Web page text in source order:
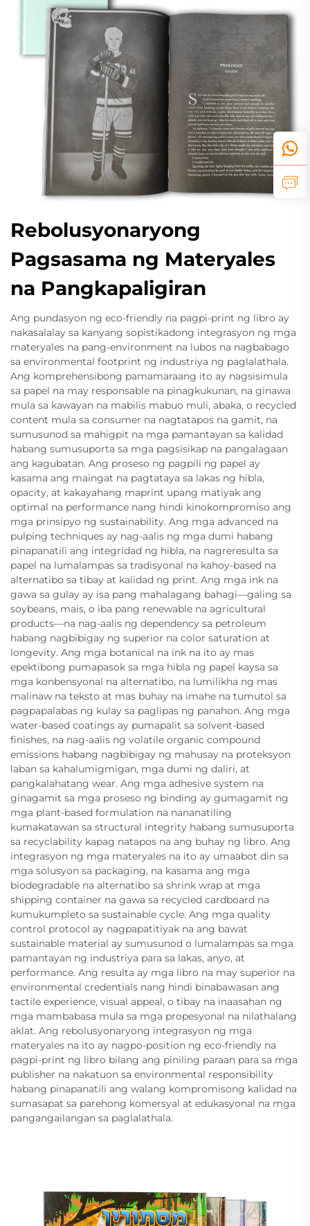
Rebolusyonaryong
Pagsasama ng Materyales
na Pangkapaligiran
Ang pundasyon ng eco-friendly na pagpi-print ng libro ay
nakasalalay sa kanyang sopistikadong integrasyon ng mga
materyales na pang-environment na lubos na nagbabago
sa environmental footprint ng industriya ng paglalathala.
Ang komprehensibong pamamaraang ito ay nagsisimula
sa papel na may responsable na pinagkukunan, na ginawa
mula sa kawayan na mabilis mabuo muli, abaka, o recycled
content mula sa consumer na nagtatapos na gamit, na
sumusunod sa mahigpit na mga pamantayan sa kalidad
habang sumusuporta sa mga pagsisikap na pangalagaan
ang kagubatan. Ang proseso ng pagpili ng papel ay
kasama ang maingat na pagtataya sa lakas ng hibla,
opacity, at kakayahang maprint upang matiyak ang
optimal na performance nang hindi kinokompromiso ang
mga prinsipyo ng sustainability. Ang mga advanced na
pulping techniques ay nag-aalis ng mga dumi habang
pinapanatili ang integridad ng hibla, na nagreresulta sa
papel na lumalampas sa tradisyonal na kahoy-based na
alternatibo sa tibay at kalidad ng print. Ang mga ink na
gawa sa gulay ay isa pang mahalagang bahagi—galing sa
soybeans, mais, o iba pang renewable na agricultural
products—na nag-aalis ng dependency sa petroleum
habang nagbibigay ng superior na color saturation at
longevity. Ang mga botanical na ink na ito ay mas
epektibong pumapasok sa mga hibla ng papel kaysa sa
mga konbensyonal na alternatibo, na lumilikha ng mas
malinaw na teksto at mas buhay na imahe na tumutol sa
pagpapalabas ng kulay sa paglipas ng panahon. Ang mga
water-based coatings ay pumapalit sa solvent-based
finishes, na nag-aalis ng volatile organic compound
emissions habang nagbibigay ng mahusay na proteksyon
laban sa kahalumigmigan, mga dumi ng daliri, at
pangkalahatang wear. Ang mga adhesive system na
ginagamit sa mga proseso ng binding ay gumagamit ng
mga plant-based formulation na nananatiling
kumakatawan sa structural integrity habang sumusuporta
sa recyclability kapag natapos na ang buhay ng libro. Ang
integrasyon ng mga materyales na ito ay umaabot din sa
mga solusyon sa packaging, na kasama ang mga
biodegradable na alternatibo sa shrink wrap at mga
shipping container na gawa sa recycled cardboard na
kumukumpleto sa sustainable cycle. Ang mga quality
control protocol ay nagpapatitiyak na ang bawat
sustainable material ay sumusunod o lumalampas sa mga
pamantayan ng industriya para sa lakas, anyo, at
performance. Ang resulta ay mga libro na may superior na
environmental credentials nang hindi binabawasan ang
tactile experience, visual appeal, o tibay na inaasahan ng
mga mambabasa mula sa mga propesyonal na nilathalang
aklat. Ang rebolusyonaryong integrasyon ng mga
materyales na ito ay nagpo-position ng eco-friendly na
pagpi-print ng libro bilang ang piniling paraan para sa mga
publisher na nakatuon sa environmental responsibility
habang pinapanatili ang walang kompromisong kalidad na
sumasapat sa parehong komersyal at edukasyonal na mga
pangangailangan sa paglalathala.